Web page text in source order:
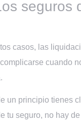
seguros
casos, las
cuando
un principio tienes
tu seguro, no hay